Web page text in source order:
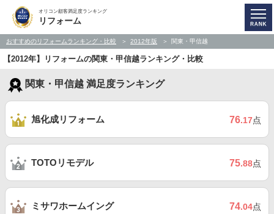
オリコン顧客満足度ランキング
リフォーム
おすすめのリフォームランキング・比較 2012年版 関東・甲信越
【2012年】リフォームの関東・甲信越ランキング・比較
関東・甲信越 満足度ランキング
旭化成リフォーム 76.17点
TOTOリモデル 75.88点
ミサワホームイング 74.04点